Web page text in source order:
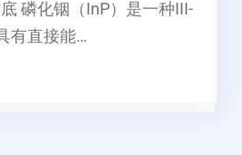
磷化铟（InP）是一种III-
有直接能…